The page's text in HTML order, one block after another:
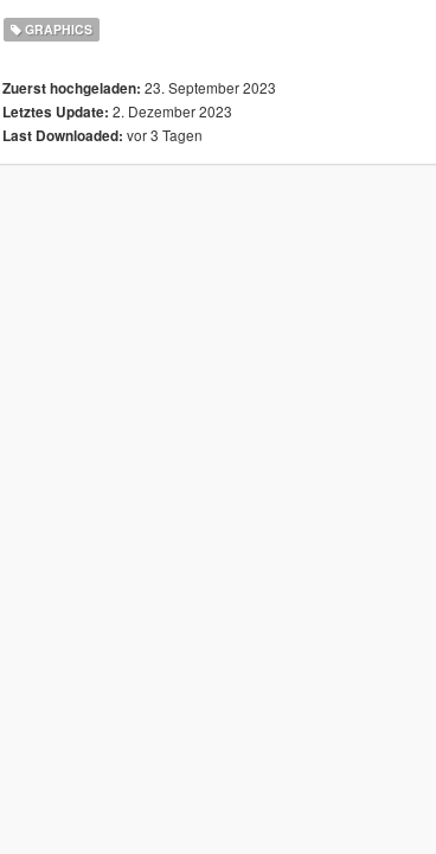
GRAPHICS
Zuerst hochgeladen: 23. September 2023
Letztes Update: 2. Dezember 2023
Last Downloaded: vor 3 Tagen